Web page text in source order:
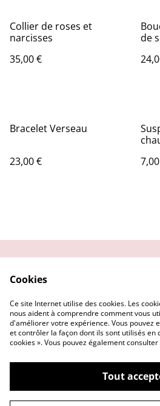
Collier de roses et
narcisses
35,00 €
de
Bracelet Verseau
23,00 €
Confidentialité
Cookies
©2026Getsu art and co
Cookies
Ce site Internet utilise des cookies. Les
nous aident à comprendre comment vous
d'améliorer votre expérience. Vous pouvez
et contrôler la façon dont ils sont utilisés en
cookies ». Vous pouvez également
Tout